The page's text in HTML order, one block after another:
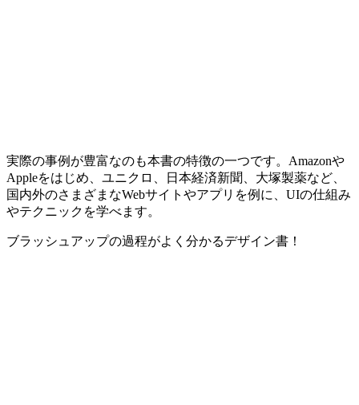
実際の事例が豊富なのも本書の特徴の一つです。Amazonや
Appleをはじめ、ユニクロ、日本経済新聞、大塚製薬など、
国内外のさまざまなWebサイトやアプリを例に、UIの仕組み
やテクニックを学べます。
ブラッシュアップの過程がよく分かるデザイン書！